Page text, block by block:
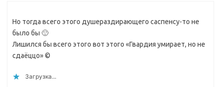
Но тогда всего этого душераздирающего саспенсу-то не
было бы 🙂
Лишился бы всего этого вот этого «Гвардия умирает, но не
сдаёццо» ©
Загрузка...